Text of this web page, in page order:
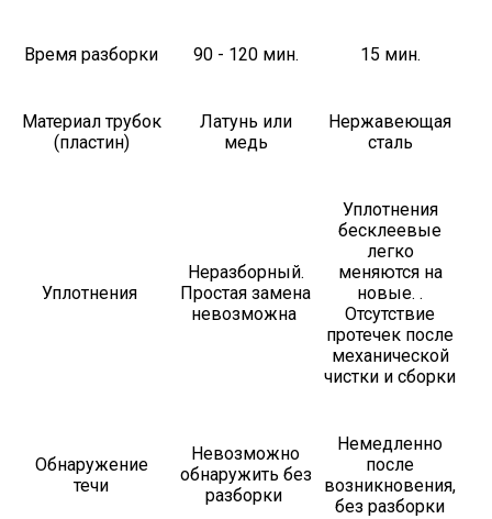
Время разборки 90 - 120 мин. 15 мин.
Материал трубок
(пластин)
Латунь или
медь
Нержавеющая
сталь
Уплотнения
Неразборный.
Простая замена
невозможна
Уплотнения
бесклеевые
легко
меняются на
новые. .
Отсутствие
протечек после
механической
чистки и сборки
Обнаружение
течи
Невозможно
обнаружить без
разборки
Немедленно
после
возникновения,
без разборки